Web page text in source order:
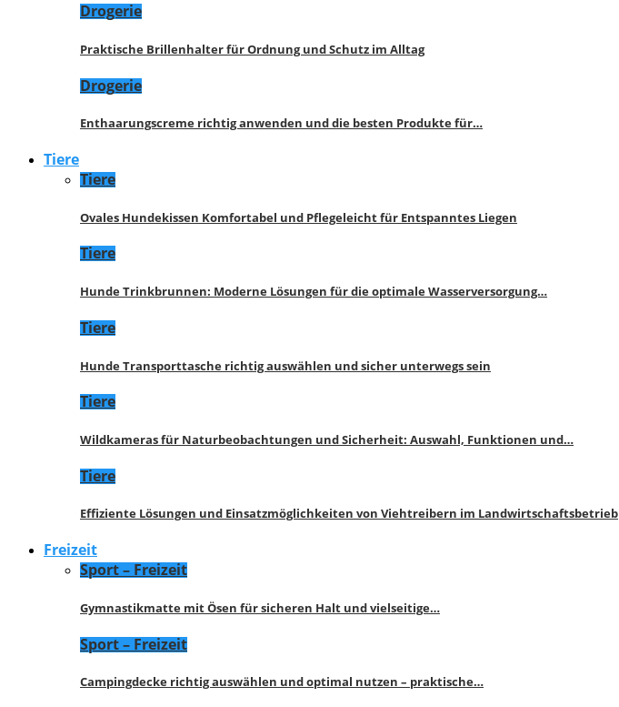
Drogerie
Praktische Brillenhalter für Ordnung und Schutz im Alltag
Drogerie
Enthaarungscreme richtig anwenden und die besten Produkte für…
Tiere
Tiere
Ovales Hundekissen Komfortabel und Pflegeleicht für Entspanntes Liegen
Tiere
Hunde Trinkbrunnen: Moderne Lösungen für die optimale Wasserversorgung…
Tiere
Hunde Transporttasche richtig auswählen und sicher unterwegs sein
Tiere
Wildkameras für Naturbeobachtungen und Sicherheit: Auswahl, Funktionen und…
Tiere
Effiziente Lösungen und Einsatzmöglichkeiten von Viehtreibern im Landwirtschaftsbetrieb
Freizeit
Sport – Freizeit
Gymnastikmatte mit Ösen für sicheren Halt und vielseitige…
Sport – Freizeit
Campingdecke richtig auswählen und optimal nutzen – praktische…